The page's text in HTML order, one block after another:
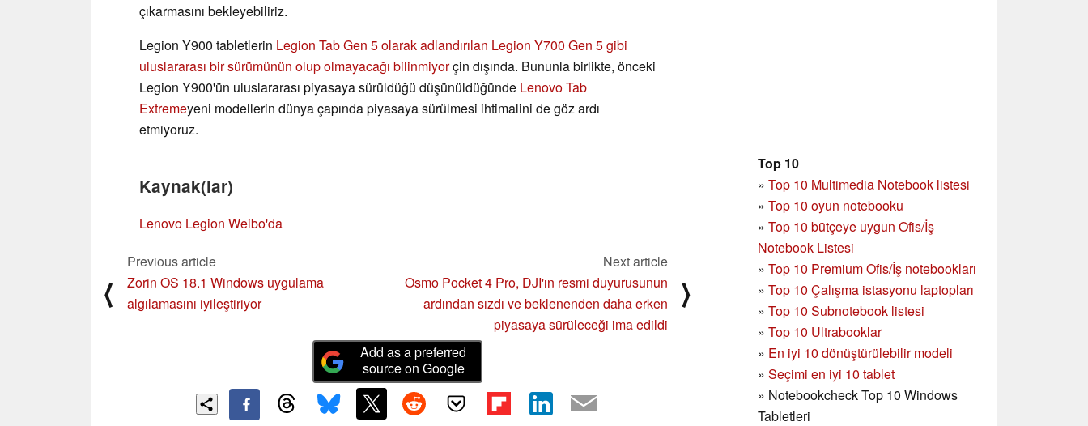
çıkarmasını bekleyebiliriz.
Legion Y900 tabletlerin Legion Tab Gen 5 olarak adlandırılan Legion Y700 Gen 5 gibi
uluslararası bir sürümünün olup olmayacağı bilinmiyorçin dışında. Bununla birlikte, önceki
Legion Y900'ün uluslararası piyasaya sürüldüğü düşünüldüğünde Lenovo Tab
Extremeyeni modellerin dünya çapında piyasaya sürülmesi ihtimalini de göz ardı
etmiyoruz.
Top 10
» Top 10 Multimedia Notebook listesi
» Top 10 oyun notebooku
» Top 10 bütçeye uygun Ofis/İş
Notebook Listesi
» Top 10 Premium Ofis/İş notebookları
» Top 10 Çalışma istasyonu laptopları
» Top 10 Subnotebook listesi
» Top 10 Ultrabooklar
» En iyi 10 dönüştürülebilir modeli
» Seçimi en iyi 10 tablet
» Notebookcheck Top 10 Windows
Tabletleri
Kaynak(lar)
Lenovo Legion Weibo'da
⟨
Previous article
Zorin OS 18.1 Windows uygulama
algılamasını iyileştiriyor
Next article
Osmo Pocket 4 Pro, DJI'ın resmi duyurusunun
ardından sızdı ve beklenenden daha erken
piyasaya sürüleceği ima edildi
⟩
Add as a preferred
source on Google